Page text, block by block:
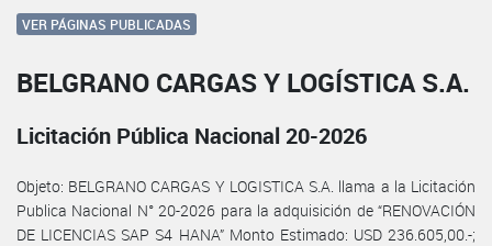
VER PÁGINAS PUBLICADAS
BELGRANO CARGAS Y LOGÍSTICA S.A.
Licitación Pública Nacional 20-2026
Objeto: BELGRANO CARGAS Y LOGISTICA S.A. llama a la Licitación
Publica Nacional N° 20-2026 para la adquisición de “RENOVACIÓN
DE LICENCIAS SAP S4 HANA” Monto Estimado: USD 236.605,00.-;